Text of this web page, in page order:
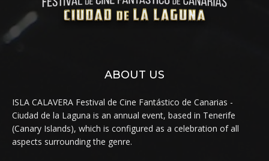
ABOUT US
ISLA CALAVERA Festival de Cine Fantástico de Canarias -
Ciudad de la Laguna is an annual event, based in Tenerife
(Canary Islands), which is configured as a celebration of all
aspects surrounding the genre.